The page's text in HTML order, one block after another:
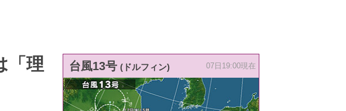
「理
台風13号 (ドルフィン) 07日19:00現在